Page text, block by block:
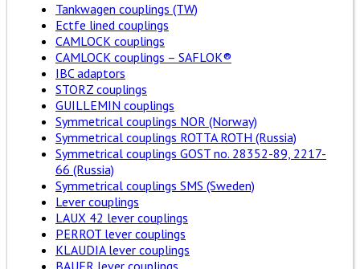
Tankwagen couplings (TW)
Ectfe lined couplings
CAMLOCK couplings
CAMLOCK couplings – SAFLOK®
IBC adaptors
STORZ couplings
GUILLEMIN couplings
Symmetrical couplings NOR (Norway)
Symmetrical couplings ROTTA ROTH (Russia)
Symmetrical couplings GOST no. 28352-89, 2217-
66 (Russia)
Symmetrical couplings SMS (Sweden)
Lever couplings
LAUX 42 lever couplings
PERROT lever couplings
KLAUDIA lever couplings